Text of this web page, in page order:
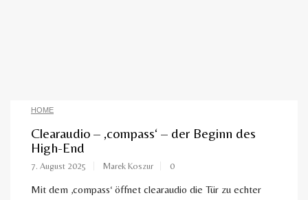
HOME
Clearaudio – ‚compass‘ – der Beginn des
High-End
7. August 2025 Marek Koszur 0
Mit dem ‚compass‘ öffnet clearaudio die Tür zu echter